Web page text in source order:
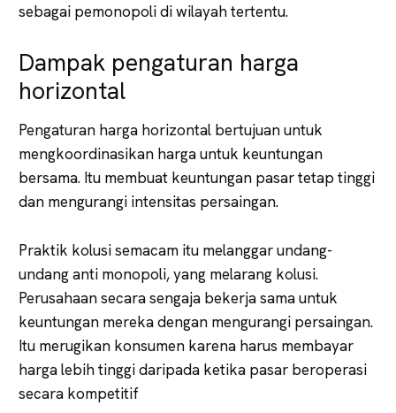
sebagai pemonopoli di wilayah tertentu.
Dampak pengaturan harga
horizontal
Pengaturan harga horizontal bertujuan untuk
mengkoordinasikan harga untuk keuntungan
bersama. Itu membuat keuntungan pasar tetap tinggi
dan mengurangi intensitas persaingan.
Praktik kolusi semacam itu melanggar undang-
undang anti monopoli, yang melarang kolusi.
Perusahaan secara sengaja bekerja sama untuk
keuntungan mereka dengan mengurangi persaingan.
Itu merugikan konsumen karena harus membayar
harga lebih tinggi daripada ketika pasar beroperasi
secara kompetitif